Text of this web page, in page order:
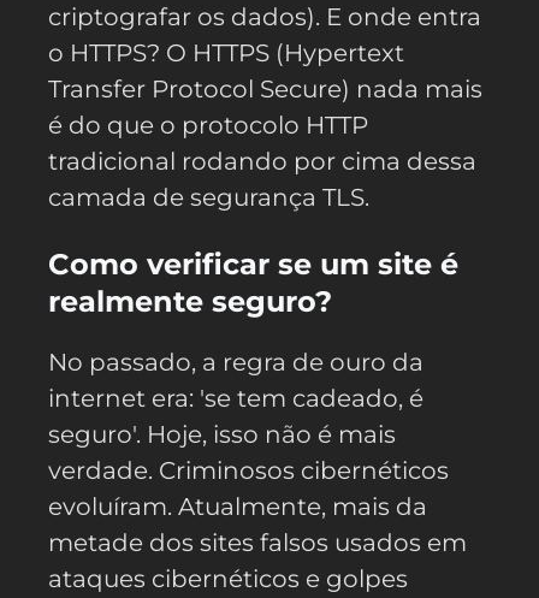
criptografar os dados). E onde entra
o HTTPS? O HTTPS (Hypertext
Transfer Protocol Secure) nada mais
é do que o protocolo HTTP
tradicional rodando por cima dessa
camada de segurança TLS.
Como verificar se um site é
realmente seguro?
No passado, a regra de ouro da
internet era: 'se tem cadeado, é
seguro'. Hoje, isso não é mais
verdade. Criminosos cibernéticos
evoluíram. Atualmente, mais da
metade dos sites falsos usados em
ataques cibernéticos e golpes